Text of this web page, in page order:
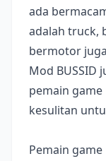
ada
adalah truck,
bermotor
Mod BUSSID
pemain
kesulitan
Pemain